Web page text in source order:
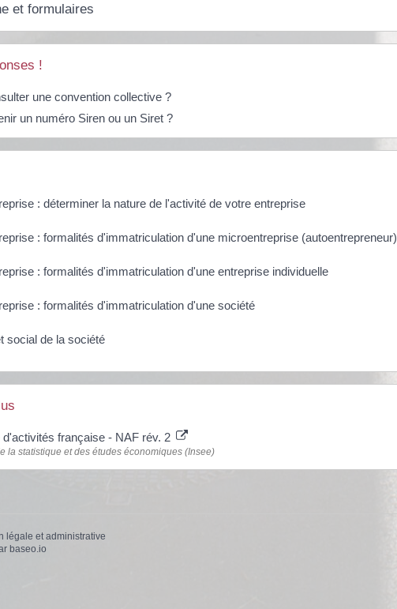
et formulaires
!
une convention collective ?
un numéro Siren ou un Siret ?
: déterminer la nature de l'activité de votre entreprise
: formalités d'immatriculation d'une microentreprise (autoentrepreneur)
: formalités d'immatriculation d'une entreprise individuelle
: formalités d'immatriculation d'une société
social de la société
française - NAF rév. 2
la statistique et des études économiques (Insee)
légale et administrative
baseo.io